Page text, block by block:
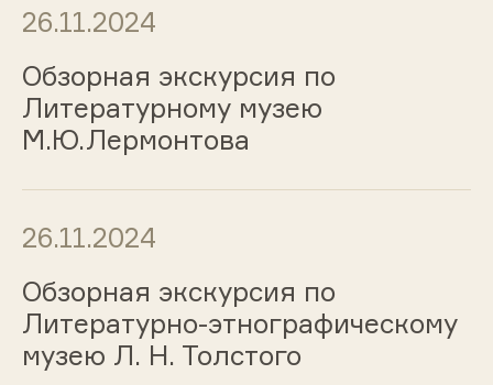
26.11.2024
Обзорная экскурсия по
Литературному музею
М.Ю.Лермонтова
26.11.2024
Обзорная экскурсия по
Литературно-этнографическому
музею Л. Н. Толстого